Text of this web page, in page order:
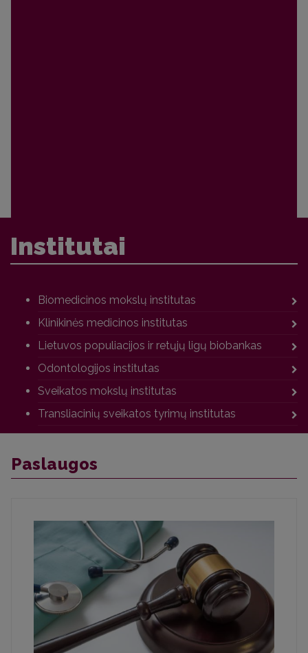
Institutai
Biomedicinos mokslų institutas
Klinikinės medicinos institutas
Lietuvos populiacijos ir retųjų ligų biobankas
Odontologijos institutas
Sveikatos mokslų institutas
Transliacinių sveikatos tyrimų institutas
Paslaugos